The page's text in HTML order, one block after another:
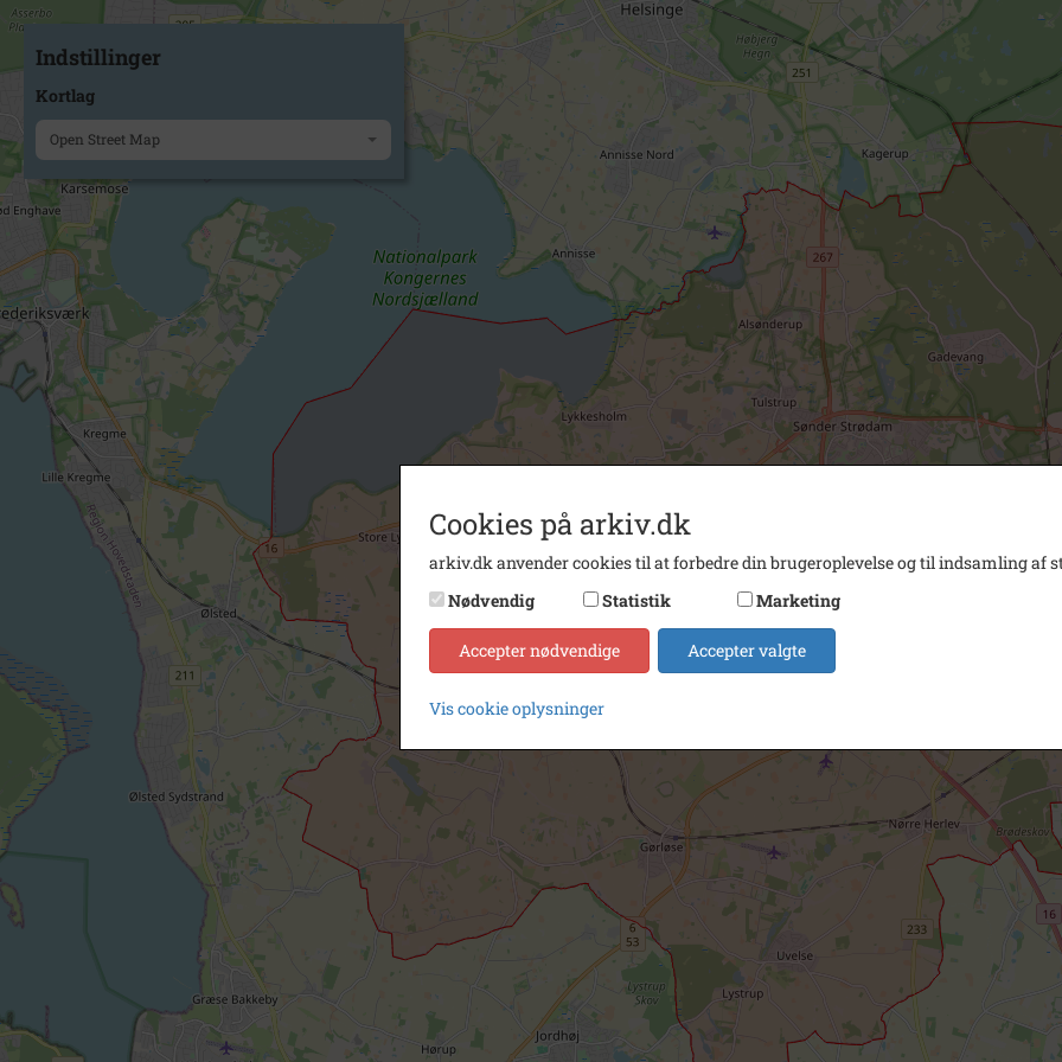
Indstillinger
Kortlag
Open Street Map
Cookies på arkiv.dk
arkiv.dk anvender cookies til at forbedre din brugeroplevelse og til indsamling af
Nødvendig
Statistik Marketing
Accepter nødvendige Accepter valgte
Vis cookie oplysninger